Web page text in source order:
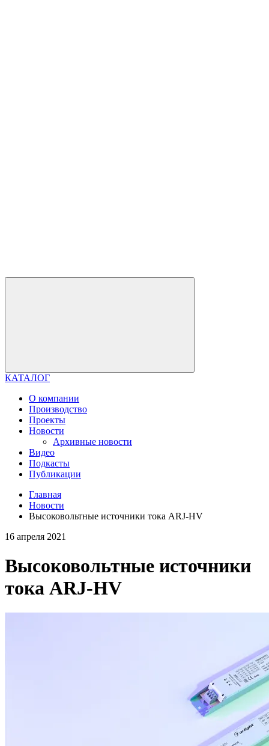
КАТАЛОГ
О компании
Производство
Проекты
Новости
Архивные новости
Видео
Подкасты
Публикации
Главная
Новости
Высоковольтные источники тока ARJ-HV
16 апреля 2021
Высоковольтные источники
тока ARJ-HV